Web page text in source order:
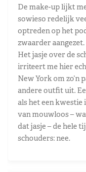
De make-up lijkt
sowieso redelijk
optreden op het
zwaarder aangezet.
Het jasje over de
irriteert me hier
New York om zo’n
andere outfit uit.
als het een kwestie
van mouwloos –
dat jasje – de hele
schouders: nee.